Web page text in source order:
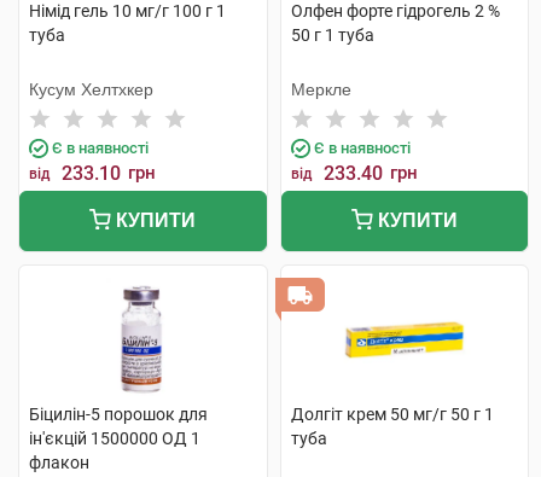
Німід гель 10 мг/г 100 г 1
туба
Кусум Хелтхкер
Є в наявності
від 233.10 грн
КУПИТИ
Олфен форте гідрогель 2 %
50 г 1 туба
Меркле
Є в наявності
від 233.40 грн
КУПИТИ
Біцилін-5 порошок для
ін'єкцій 1500000 ОД 1
флакон
Долгіт крем 50 мг/г 50 г 1
туба